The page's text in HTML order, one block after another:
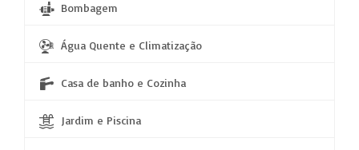
Bombagem
Água Quente e Climatização
Casa de banho e Cozinha
Jardim e Piscina